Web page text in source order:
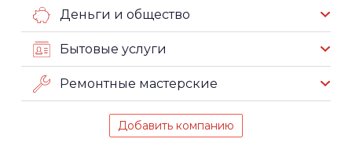
Деньги и общество
Бытовые услуги
Ремонтные мастерские
Добавить компанию